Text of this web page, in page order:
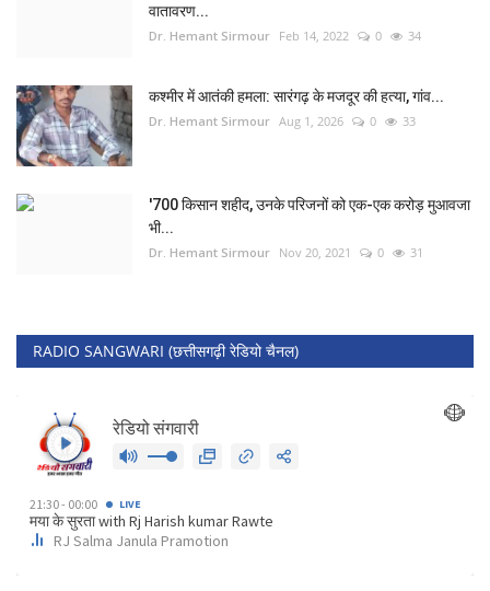
वातावरण...
Dr. Hemant Sirmour Feb 14, 2022 0 34
कश्मीर में आतंकी हमला: सारंगढ़ के मजदूर की हत्या, गांव...
Dr. Hemant Sirmour Aug 1, 2026 0 33
'700 किसान शहीद, उनके परिजनों को एक-एक करोड़ मुआवजा
भी...
Dr. Hemant Sirmour Nov 20, 2021 0 31
RADIO SANGWARI (छत्तीसगढ़ी रेडियो चैनल)